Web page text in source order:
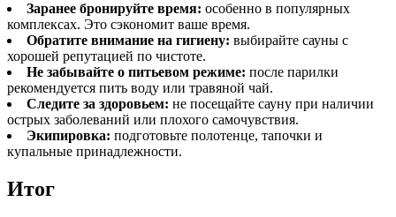
Заранее бронируйте время: особенно в популярных
комплексах. Это сэкономит ваше время.
Обратите внимание на гигиену: выбирайте сауны с
хорошей репутацией по чистоте.
Не забывайте о питьевом режиме: после парилки
рекомендуется пить воду или травяной чай.
Следите за здоровьем: не посещайте сауну при наличии
острых заболеваний или плохого самочувствия.
Экипировка: подготовьте полотенце, тапочки и
купальные принадлежности.
Итог